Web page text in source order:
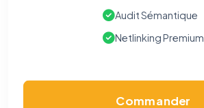
Audit Sémantique
Netlinking Premium
Commander